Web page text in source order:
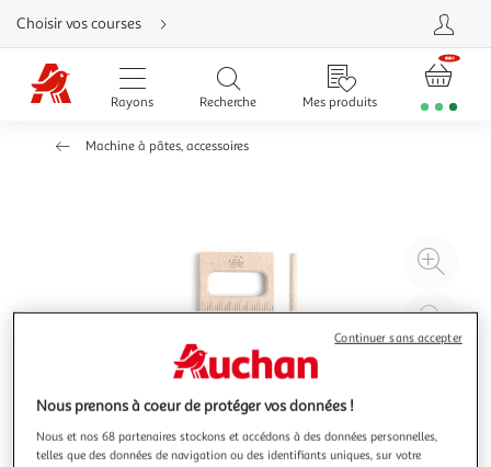
Aller
directement
au
contenu
Aller
directement
Aller
Choisir vos courses
Rayons Recherche Mes produits
Machine à pâtes, accessoires
à
Nous prenons à coeur de protéger vos données !
Nous et nos 68 partenaires stockons et accédons à des données personnelles,
telles que des données de navigation ou des identifiants uniques, sur votre
Continuer sans accepter